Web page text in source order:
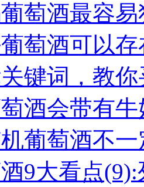
萄酒最容
萄酒可以
键词，教
酒会带有
葡萄酒不
9大看点(9):